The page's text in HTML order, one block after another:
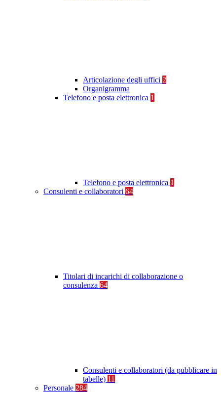
Articolazione degli uffici 2
Organigramma
Telefono e posta elettronica 1
Telefono e posta elettronica 1
Consulenti e collaboratori 64
Titolari di incarichi di collaborazione o
consulenza 64
Consulenti e collaboratori (da pubblicare in
tabelle) 11
Personale 284